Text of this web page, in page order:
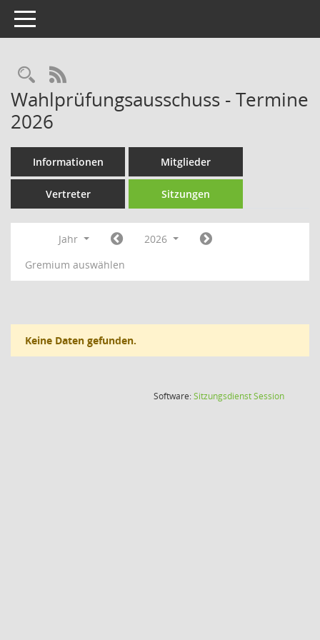
Toggle navigation
Rechercheauswahl
RSS-Feed
Wahlprüfungsausschuss - Termine
2026
Informationen Mitglieder
Vertreter Sitzungen
Jahr
2026
Gremium auswählen
Keine Daten gefunden.
Software:SitzungsdienstSession(Wird in